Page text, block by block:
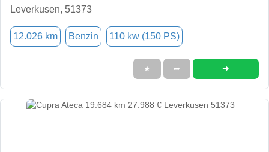
Leverkusen, 51373
12.026 km Benzin 110 kw (150 PS)
★ ➦ ➜